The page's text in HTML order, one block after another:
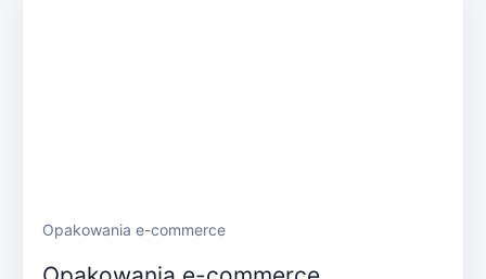
Opakowania e-commerce